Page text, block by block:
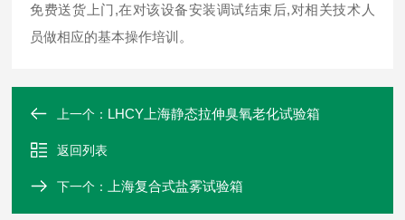
免费送货上门,在对该设备安装调试结束后,对相关技术人
员做相应的基本操作培训。
上一个： LHCY上海静态拉伸臭氧老化试验箱
返回列表
下一个： 上海复合式盐雾试验箱